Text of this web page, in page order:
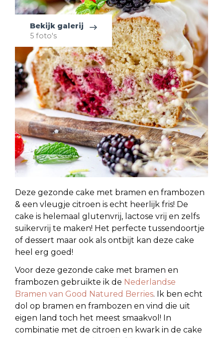
Bekijk galerij
5 foto's
Deze gezonde cake met bramen en frambozen
& een vleugje citroen is echt heerlijk fris! De
cake is helemaal glutenvrij, lactose vrij en zelfs
suikervrij te maken! Het perfecte tussendoortje
of dessert maar ook als ontbijt kan deze cake
heel erg goed!
Voor deze gezonde cake met bramen en
frambozen gebruikte ik de Nederlandse
Bramen van Good Natured Berries. Ik ben echt
dol op bramen en frambozen en vind die uit
eigen land toch het meest smaakvol! In
combinatie met de citroen en kwark in de cake